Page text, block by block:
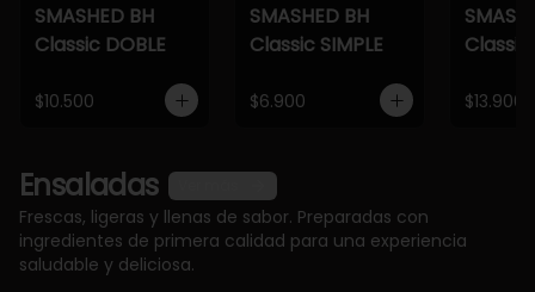
SMASHED BH
Classic DOBLE
$10.500
SMASHED BH
Classic SIMPLE
$6.900
Classic
$13.900
Ensaladas
Frescas, ligeras y llenas de sabor. Preparadas con
ingredientes de primera calidad para una experiencia
saludable y deliciosa.